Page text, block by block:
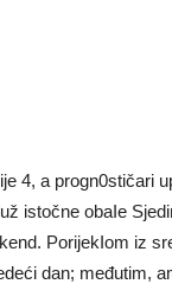
4, a progn0stičari
istočne obaIe
PorijekIom iz
dan; međutim,